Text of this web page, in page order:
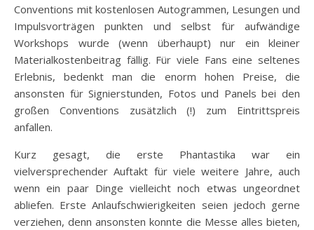
Conventions mit kostenlosen Autogrammen, Lesungen und
Impulsvorträgen punkten und selbst für aufwändige
Workshops wurde (wenn überhaupt) nur ein kleiner
Materialkostenbeitrag fällig. Für viele Fans eine seltenes
Erlebnis, bedenkt man die enorm hohen Preise, die
ansonsten für Signierstunden, Fotos und Panels bei den
großen Conventions zusätzlich (!) zum Eintrittspreis
anfallen.
Kurz gesagt, die erste Phantastika war ein
vielversprechender Auftakt für viele weitere Jahre, auch
wenn ein paar Dinge vielleicht noch etwas ungeordnet
abliefen. Erste Anlaufschwierigkeiten seien jedoch gerne
verziehen, denn ansonsten konnte die Messe alles bieten,